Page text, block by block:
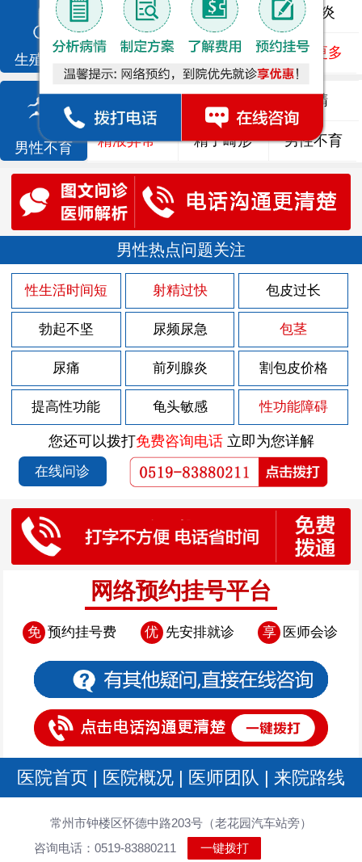
生殖感染
龟头炎 睾丸炎 尿道炎
尿相关 泌尿感染 了解更多
男性不育
死精 少精 弱精
精液异常 精子畸形 男性不育
男性热点问题关注
性生活时间短 射精过快 包皮过长
勃起不坚 尿频尿急 包茎
尿痛 前列腺炎 割包皮价格
提高性功能 龟头敏感 性功能障碍
您还可以拨打免费咨询电话立即为您详解
在线问诊
网络预约挂号平台
免 预约挂号费 优 先安排就诊 享 医师会诊
医院首页 | 医院概况 | 医师团队 | 来院路线
常州市钟楼区怀德中路203号（老花园汽车站旁）
咨询电话：0519-83880211
一键拨打